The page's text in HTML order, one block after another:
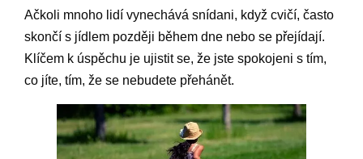
Ačkoli mnoho lidí vynechává snídani, když cvičí, často
skončí s jídlem později během dne nebo se přejídají.
Klíčem k úspěchu je ujistit se, že jste spokojeni s tím,
co jíte, tím, že se nebudete přehánět.